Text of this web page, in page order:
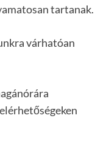
tartanak.
várhatóan